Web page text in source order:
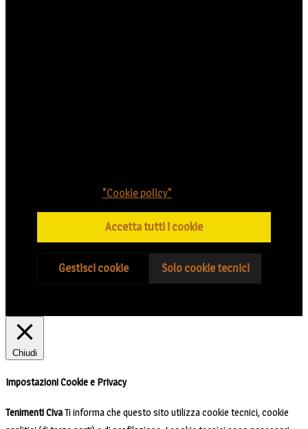
"Cookie policy"
Accetta tutti i cookie
Gestisci cookie Solo cookie tecnici
Chiudi
Impostazioni Cookie e Privacy
Tenimenti CivaTi informa che questo sito utilizza cookie tecnici, cookie